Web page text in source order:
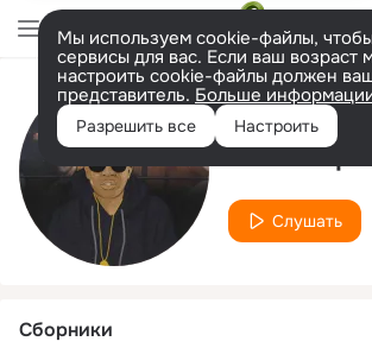
Мы используем cookie-файлы,
сервисы для вас. Если ваш возраст
настроить cookie-файлы должен
представитель. Больше
Разрешить все Настроить
Исполнитель
UTP Skip
Слушать
Сборники